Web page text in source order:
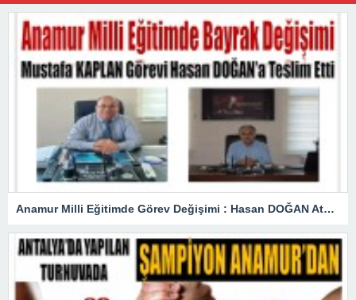
Anamur Milli Eğitimde Görev Değişimi : Hasan DOĞAN Atandı